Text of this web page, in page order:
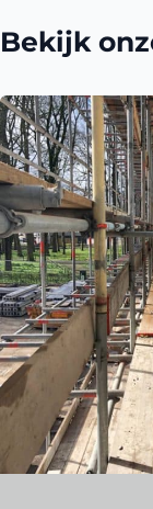
Bekijk